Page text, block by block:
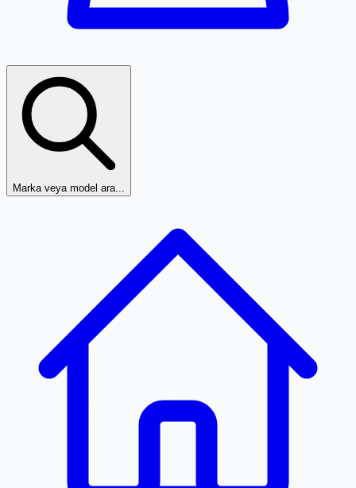
Marka veya model ara...